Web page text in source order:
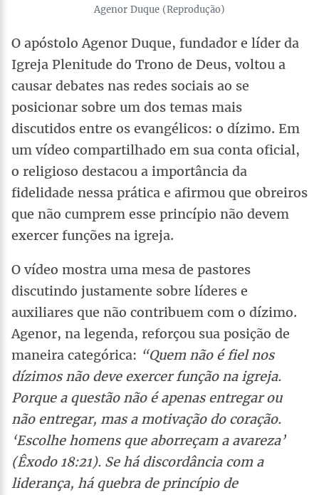
Agenor Duque (Reprodução)
O apóstolo Agenor Duque, fundador e líder da
Igreja Plenitude do Trono de Deus, voltou a
causar debates nas redes sociais ao se
posicionar sobre um dos temas mais
discutidos entre os evangélicos: o dízimo. Em
um vídeo compartilhado em sua conta oficial,
o religioso destacou a importância da
fidelidade nessa prática e afirmou que obreiros
que não cumprem esse princípio não devem
exercer funções na igreja.
O vídeo mostra uma mesa de pastores
discutindo justamente sobre líderes e
auxiliares que não contribuem com o dízimo.
Agenor, na legenda, reforçou sua posição de
maneira categórica: “Quem não é fiel nos
dízimos não deve exercer função na igreja.
Porque a questão não é apenas entregar ou
não entregar, mas a motivação do coração.
‘Escolhe homens que aborreçam a avareza’
(Êxodo 18:21). Se há discordância com a
liderança, há quebra de princípio de